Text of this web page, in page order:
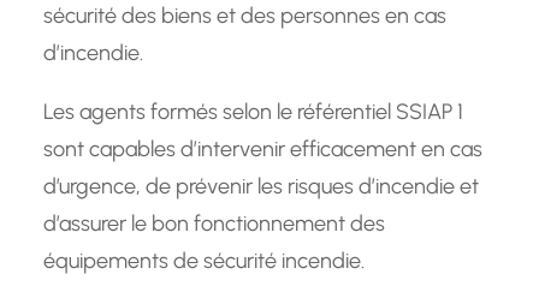
sécurité des biens et des personnes en cas
d’incendie.
Les agents formés selon le référentiel SSIAP 1
sont capables d’intervenir efficacement en cas
d’urgence, de prévenir les risques d’incendie et
d’assurer le bon fonctionnement des
équipements de sécurité incendie.